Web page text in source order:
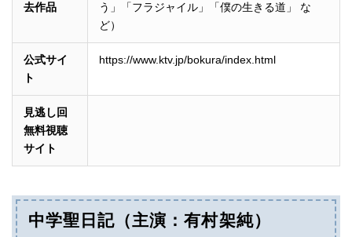
去作品
う」「フラジャイル」「僕の生きる道」 な
ど）
公式サイ
ト
https://www.ktv.jp/bokura/index.html
見逃し回
無料視聴
サイト
中学聖日記（主演：有村架純）